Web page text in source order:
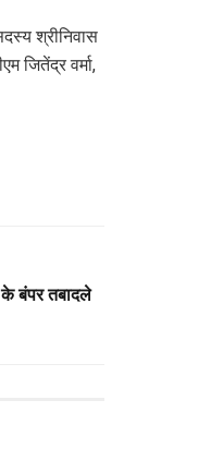
श्रीनिवास
जितेंद्र वर्मा,
के बंपर तबादले